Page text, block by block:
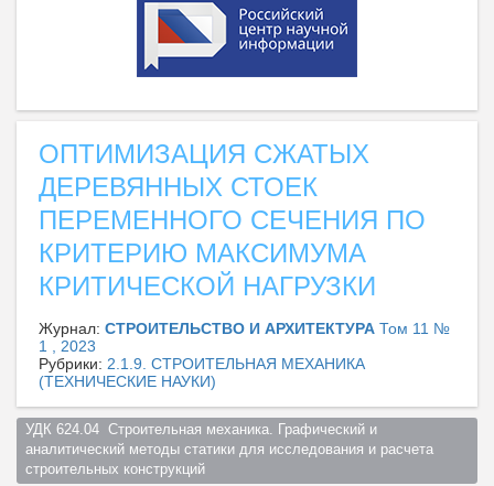
ОПТИМИЗАЦИЯ СЖАТЫХ
ДЕРЕВЯННЫХ СТОЕК
ПЕРЕМЕННОГО СЕЧЕНИЯ ПО
КРИТЕРИЮ МАКСИМУМА
КРИТИЧЕСКОЙ НАГРУЗКИ
Журнал: СТРОИТЕЛЬСТВО И АРХИТЕКТУРА Том 11 №
1 , 2023
Рубрики: 2.1.9. СТРОИТЕЛЬНАЯ МЕХАНИКА
(ТЕХНИЧЕСКИЕ НАУКИ)
УДК 624.04  Cтроительная механика. Графический и
аналитический методы статики для исследования и расчета
строительных конструкций